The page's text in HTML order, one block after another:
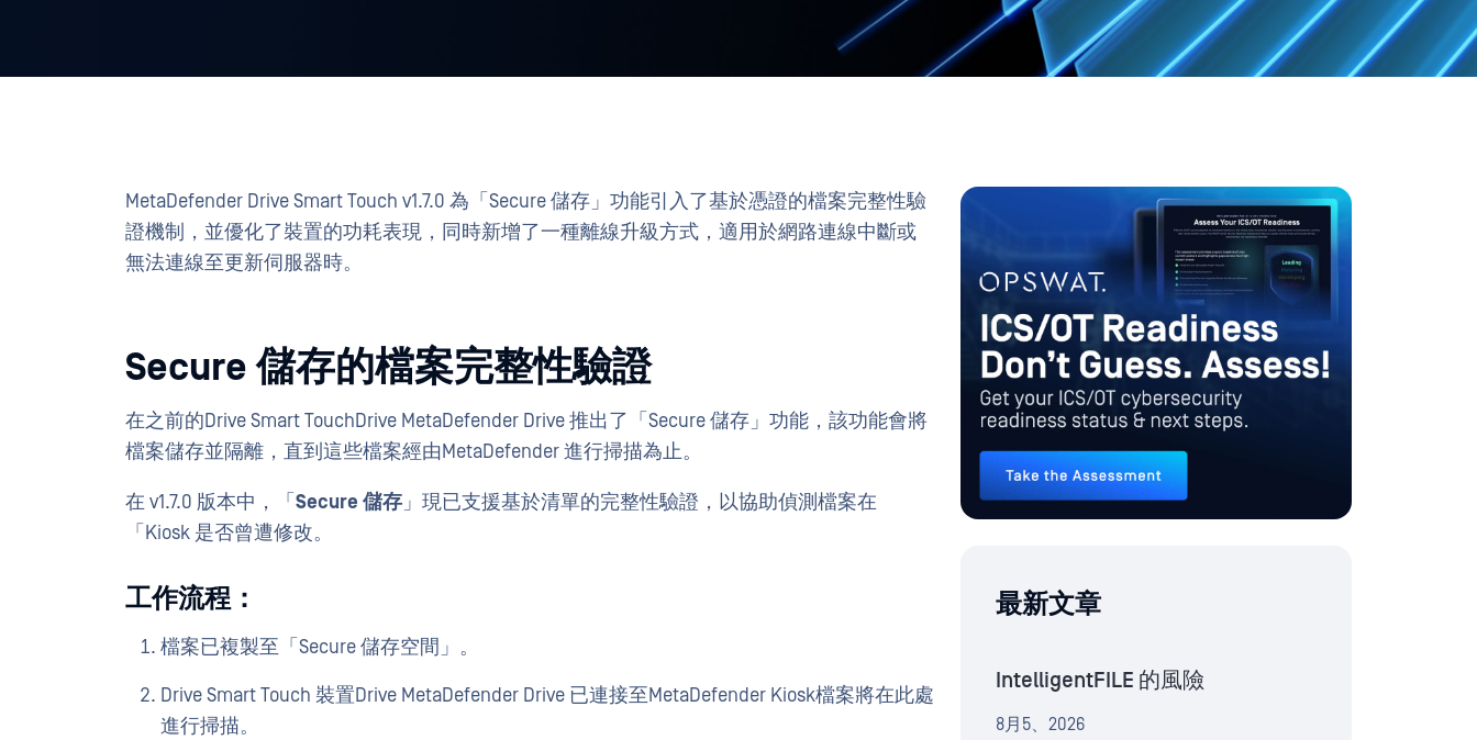
MetaDefender Drive Smart Touch v1.7.0 為「Secure 儲存」功能引入了基於憑證的檔案完整性驗
證機制，並優化了裝置的功耗表現，同時新增了一種離線升級方式，適用於網路連線中斷或
無法連線至更新伺服器時。
Secure 儲存的檔案完整性驗證
在之前的Drive Smart TouchDrive MetaDefender Drive 推出了「Secure 儲存」功能，該功能會將
檔案儲存並隔離，直到這些檔案經由MetaDefender 進行掃描為止。
在 v1.7.0 版本中，「 Secure 儲存 」現已支援基於清單的完整性驗證，以協助偵測檔案在
「Kiosk 是否曾遭修改。
工作流程：
檔案已複製至「Secure 儲存空間」。
Drive Smart Touch 裝置Drive MetaDefender Drive 已連接至MetaDefender Kiosk檔案將在此處
進行掃描。
最新文章
IntelligentFILE 的風險
8月5、2026